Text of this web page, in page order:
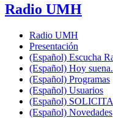
Radio UMH
Radio UMH
Presentación
(Español) Escucha
(Español) Hoy
(Español) Programas
(Español) Usuarios
(Español)
(Español) Novedades